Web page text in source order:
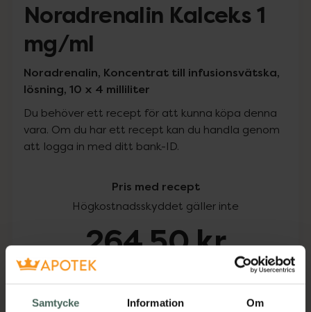
Samtycke Information Om
Noradrenalin Kalceks 1
mg/ml
Noradrenalin, Koncentrat till infusionsvätska,
lösning, 10 x 4 milliliter
Du behöver ett recept för att kunna köpa denna
vara. Om du har ett recept kan du handla genom
att logga in med ditt bank-ID.
Pris med recept
Högkostnadsskyddet gäller inte
264,50 kr
Köp via ditt recept